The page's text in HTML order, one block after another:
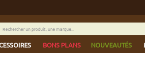
BONS PLANS NOUVEAUTÉS